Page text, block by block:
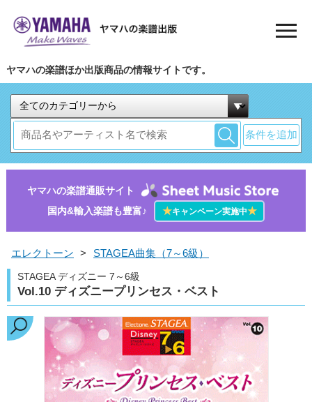
ヤマハの楽譜ほか出版商品の情報サイトです。
条件を追加
ヤマハの楽譜通販サイト
国内&輸入楽譜も豊富♪
★キャンペーン実施中★
エレクトーン > STAGEA曲集（7～6級）
STAGEA ディズニー 7～6級
Vol.10 ディズニープリンセス・ベスト